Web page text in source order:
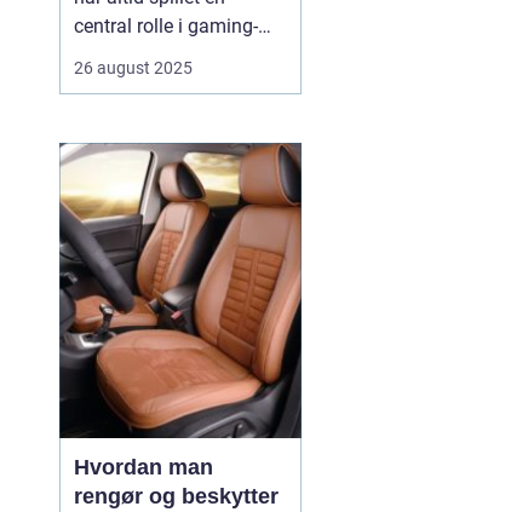
central rolle i gaming-
racingspil til futuristiske
motorcykler og lastbiler
spillerne mulighed for at
opleve fart, strategi og
teknologi p&ari...
26 august 2025
Hvordan man
rengør og beskytter